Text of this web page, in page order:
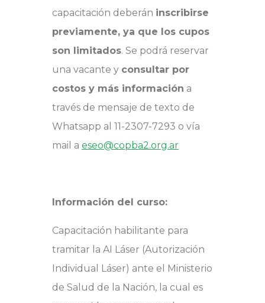
capacitación deberán inscribirse
previamente, ya que los cupos
son limitados. Se podrá reservar
una vacante y consultar por
costos y más información a
través de mensaje de texto de
Whatsapp al 11-2307-7293 o vía
mail a eseo@copba2.org.ar
Información del curso:
Capacitación habilitante para
tramitar la AI Láser (Autorización
Individual Láser) ante el Ministerio
de Salud de la Nación, la cual es